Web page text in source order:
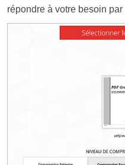
répondre à votre besoin par